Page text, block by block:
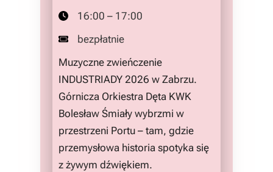
16:00 – 17:00
bezpłatnie
Muzyczne zwieńczenie
INDUSTRIADY 2026 w Zabrzu.
Górnicza Orkiestra Dęta KWK
Bolesław Śmiały wybrzmi w
przestrzeni Portu – tam, gdzie
przemysłowa historia spotyka się
z żywym dźwiękiem.